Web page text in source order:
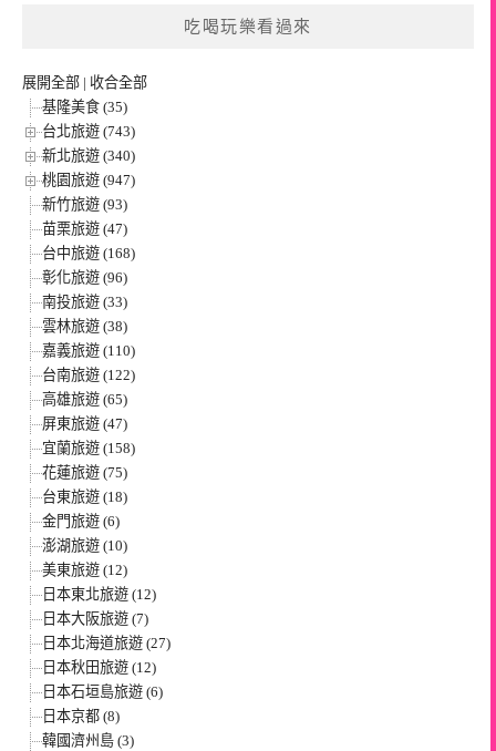
吃喝玩樂看過來
展開全部 | 收合全部
基隆美食 (35)
台北旅遊 (743)
新北旅遊 (340)
桃園旅遊 (947)
新竹旅遊 (93)
苗栗旅遊 (47)
台中旅遊 (168)
彰化旅遊 (96)
南投旅遊 (33)
雲林旅遊 (38)
嘉義旅遊 (110)
台南旅遊 (122)
高雄旅遊 (65)
屏東旅遊 (47)
宜蘭旅遊 (158)
花蓮旅遊 (75)
台東旅遊 (18)
金門旅遊 (6)
澎湖旅遊 (10)
美東旅遊 (12)
日本東北旅遊 (12)
日本大阪旅遊 (7)
日本北海道旅遊 (27)
日本秋田旅遊 (12)
日本石垣島旅遊 (6)
日本京都 (8)
韓國濟州島 (3)